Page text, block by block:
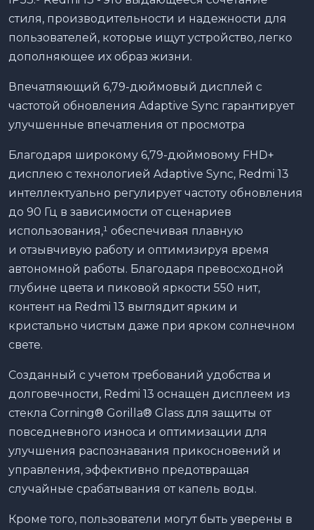
стиля, производительности и надежности для
пользователей, которые ищут устройство, легко
дополняющее их образ жизни.
Впечатляющий 6,79-дюймовый дисплей с
частотой обновления Adaptive Sync гарантирует
улучшенные впечатления от просмотра
Благодаря широкому 6,79-дюймовому FHD+
дисплею с технологией Adaptive Sync, Redmi 13
интеллектуально регулирует частоту обновления
до 90 Гц в зависимости от сценариев
использования,¹ обеспечивая плавную
и отзывчивую работу и оптимизируя время
автономной работы. Благодаря превосходной
глубине цвета и пиковой яркости 550 нит,
контент на Redmi 13 выглядит ярким и
кристально чистым даже при ярком солнечном
свете.
Созданный с учетом требований удобства и
долговечности, Redmi 13 оснащен дисплеем из
стекла Corning® Gorilla® Glass для защиты от
повседневного износа и оптимизации для
улучшения распознавания прикосновений и
управления, эффективно предотвращая
случайные срабатывания от капель воды.
Кроме того, пользователи могут быть уверены в